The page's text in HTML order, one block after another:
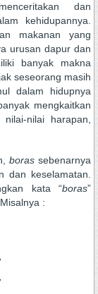
dan
kehidupannya.
makanan yang
urusan dapur dan
banyak makna
seseorang masih
dalam hidupnya
mengkaitkan
nilai-nilai harapan,
boras sebenarnya
dan keselamatan.
kata “boras”
: